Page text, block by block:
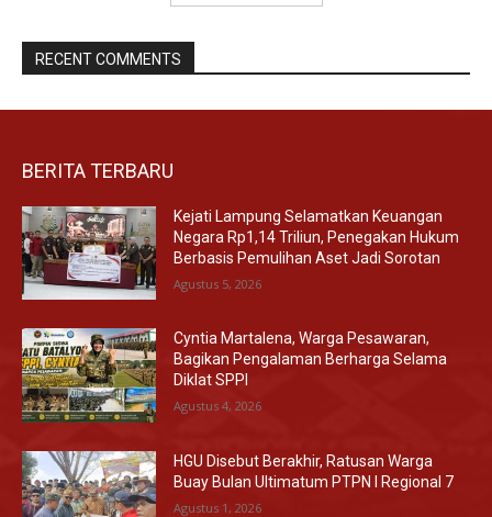
RECENT COMMENTS
BERITA TERBARU
Kejati Lampung Selamatkan Keuangan
Negara Rp1,14 Triliun, Penegakan Hukum
Berbasis Pemulihan Aset Jadi Sorotan
Agustus 5, 2026
Cyntia Martalena, Warga Pesawaran,
Bagikan Pengalaman Berharga Selama
Diklat SPPI
Agustus 4, 2026
HGU Disebut Berakhir, Ratusan Warga
Buay Bulan Ultimatum PTPN I Regional 7
Agustus 1, 2026